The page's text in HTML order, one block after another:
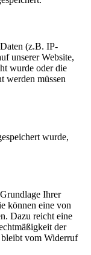
(z.B. IP-
unserer Website,
wurde oder die
werden müssen
wurde,
Ihrer
können eine von
Dazu reicht eine
der
bleibt vom Widerruf